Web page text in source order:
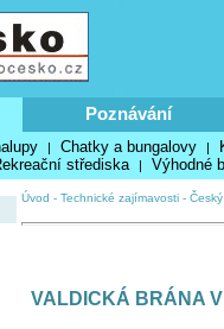
Poznávání
| Chatky a bungalovy |
střediska | Výhodné
Úvod - Technické zajímavosti-
VALDICKÁ BRÁNA